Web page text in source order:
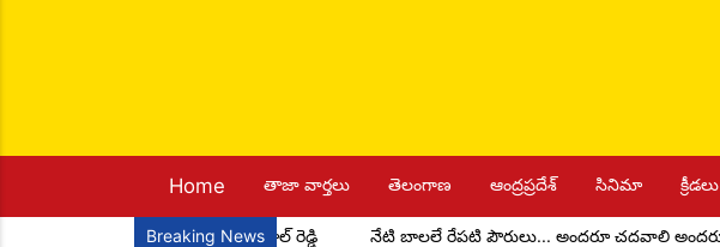
Home తాజా వార్తలు తెలంగాణ ఆంద్రప్రదేశ్ సినిమా క్రీడలు
Breaking News
అధ్యక్షులుగా చాడ కొండాల్ రెడ్డి నేటి బాలలే రేపటి పౌరులు... అందరూ చదవాలి అందరూ ఎదగాలి